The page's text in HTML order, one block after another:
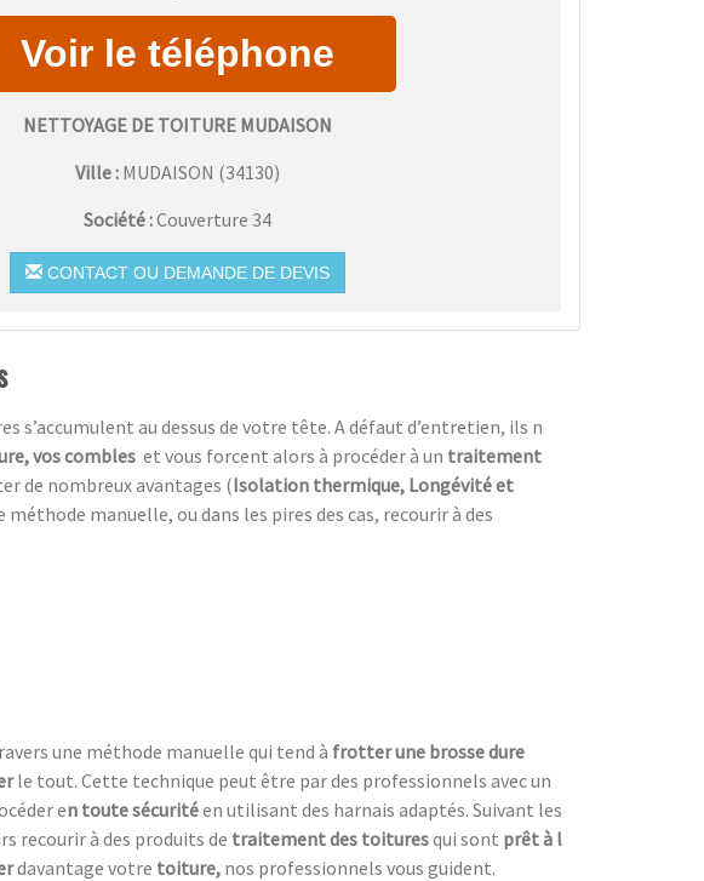
NETTOYAGE DE TOITURE MUDAISON
Ville : MUDAISON (34130)
Société :Couverture 34
CONTACT OU DEMANDE DE DEVIS
s’accumulent au dessus de votre tête. A défaut d’entretien, ils n
vos combles et vous forcent alors à procéder à un traitement
de nombreux avantages (Isolation thermique, Longévité et
manuelle, ou dans les pires des cas, recourir à des
une méthode manuelle qui tend à frotter une brosse dure
le tout. Cette technique peut être par des professionnels avec un
en toute sécuritéen utilisant des harnais adaptés. Suivant les
recourir à des produits de traitement des toituresqui sont prêt à l
davantage votre toiture, nos professionnels vous guident.